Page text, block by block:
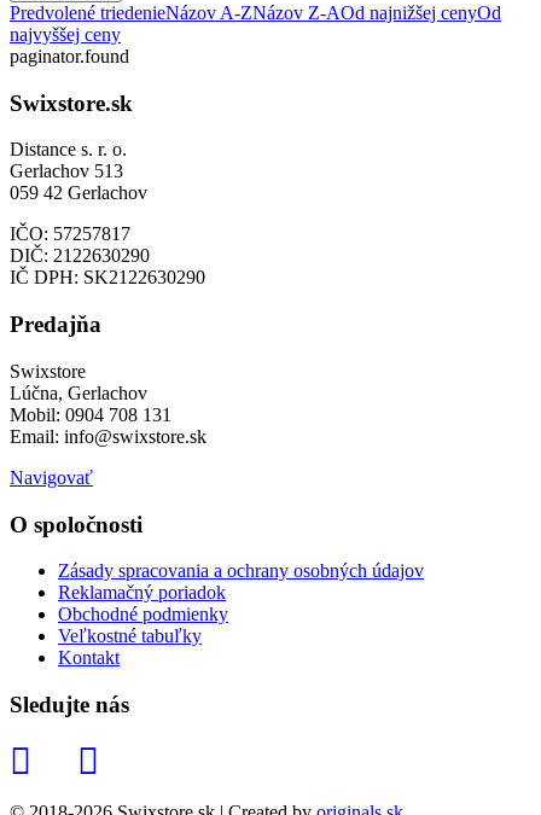
Predvolené triedenieNázov A-ZNázov Z-AOd najnižšej cenyOd
najvyššej ceny
paginator.found
Swixstore.sk
Distance s. r. o.
Gerlachov 513
059 42 Gerlachov
IČO: 57257817
DIČ: 2122630290
IČ DPH: SK2122630290
Predajňa
Swixstore
Lúčna, Gerlachov
Mobil: 0904 708 131
Email: info@swixstore.sk
Navigovať
O spoločnosti
Zásady spracovania a ochrany osobných údajov
Reklamačný poriadok
Obchodné podmienky
Veľkostné tabuľky
Kontakt
Sledujte nás